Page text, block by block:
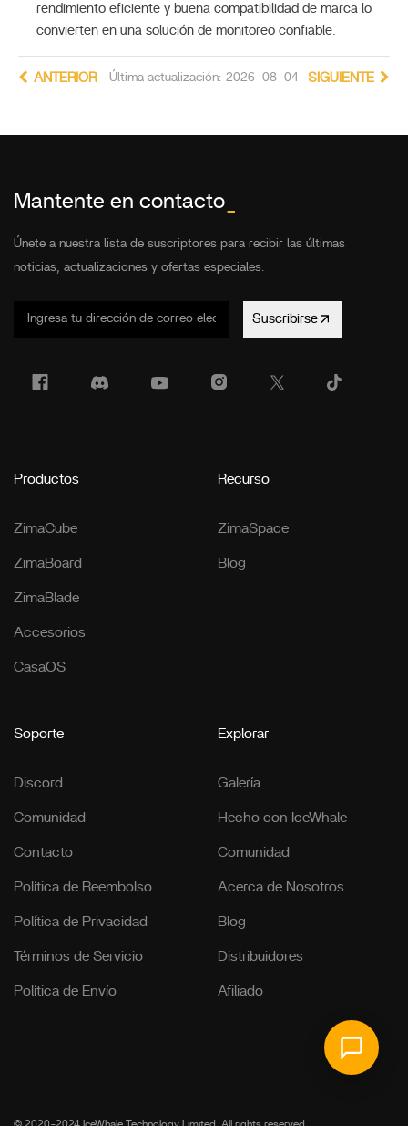
rendimiento eficiente y buena compatibilidad de marca lo
convierten en una solución de monitoreo confiable.
Última actualización: 2026-08-04
ANTERIOR SIGUIENTE
Mantente en contacto
Únete a nuestra lista de suscriptores para recibir las últimas
noticias, actualizaciones y ofertas especiales.
Suscribirse
Productos
ZimaCube
ZimaBoard
ZimaBlade
Accesorios
CasaOS
Recurso
ZimaSpace
Blog
Soporte
Discord
Comunidad
Contacto
Política de Reembolso
Política de Privacidad
Términos de Servicio
Política de Envío
Explorar
Galería
Hecho con IceWhale
Comunidad
Acerca de Nosotros
Blog
Distribuidores
Afiliado